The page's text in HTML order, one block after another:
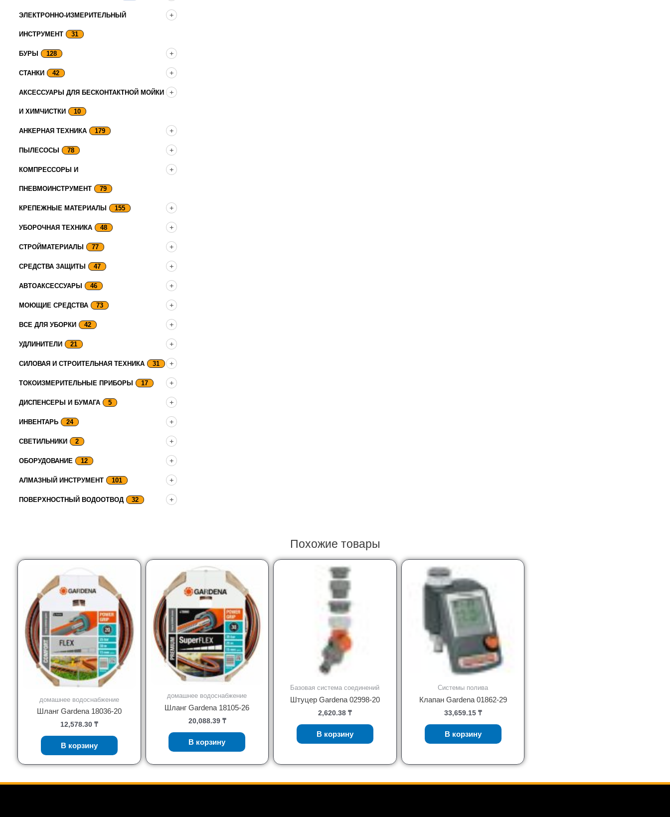
ЭЛЕКТРОННО-ИЗМЕРИТЕЛЬНЫЙ
ИНСТРУМЕНТ 31
БУРЫ 128
СТАНКИ 42
АКСЕССУАРЫ ДЛЯ БЕСКОНТАКТНОЙ МОЙКИ
И ХИМЧИСТКИ 10
АНКЕРНАЯ ТЕХНИКА 179
ПЫЛЕСОСЫ 78
КОМПРЕССОРЫ И
ПНЕВМОИНСТРУМЕНТ 79
КРЕПЕЖНЫЕ МАТЕРИАЛЫ 155
УБОРОЧНАЯ ТЕХНИКА 48
СТРОЙМАТЕРИАЛЫ 77
СРЕДСТВА ЗАЩИТЫ 47
АВТОАКСЕССУАРЫ 46
МОЮЩИЕ СРЕДСТВА 73
ВСЕ ДЛЯ УБОРКИ 42
УДЛИНИТЕЛИ 21
СИЛОВАЯ И СТРОИТЕЛЬНАЯ ТЕХНИКА 31
ТОКОИЗМЕРИТЕЛЬНЫЕ ПРИБОРЫ 17
ДИСПЕНСЕРЫ И БУМАГА 5
ИНВЕНТАРЬ 24
СВЕТИЛЬНИКИ 2
ОБОРУДОВАНИЕ 12
АЛМАЗНЫЙ ИНСТРУМЕНТ 101
ПОВЕРХНОСТНЫЙ ВОДООТВОД 32
Похожие товары
домашнее водоснабжение
Шланг Gardena 18036-20
12,578.30₸
В корзину
домашнее водоснабжение
Шланг Gardena 18105-26
20,088.39 ₸
В корзину
Базовая система соединений
Штуцер Gardena 02998-20
2,620.38₸
В корзину
Системы полива
Клапан Gardena 01862-29
33,659.15₸
В корзину